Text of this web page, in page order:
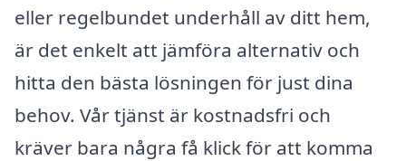
eller regelbundet underhåll av ditt hem,
är det enkelt att jämföra alternativ och
hitta den bästa lösningen för just dina
behov. Vår tjänst är kostnadsfri och
kräver bara några få klick för att komma